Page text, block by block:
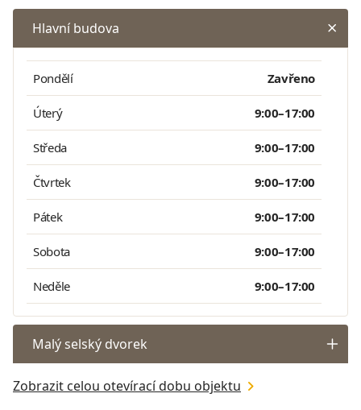
Hlavní budova
Pondělí Zavřeno
Úterý 9:00–17:00
Středa 9:00–17:00
Čtvrtek 9:00–17:00
Pátek 9:00–17:00
Sobota 9:00–17:00
Neděle 9:00–17:00
Malý selský dvorek
Zobrazit celou otevírací dobu objektu